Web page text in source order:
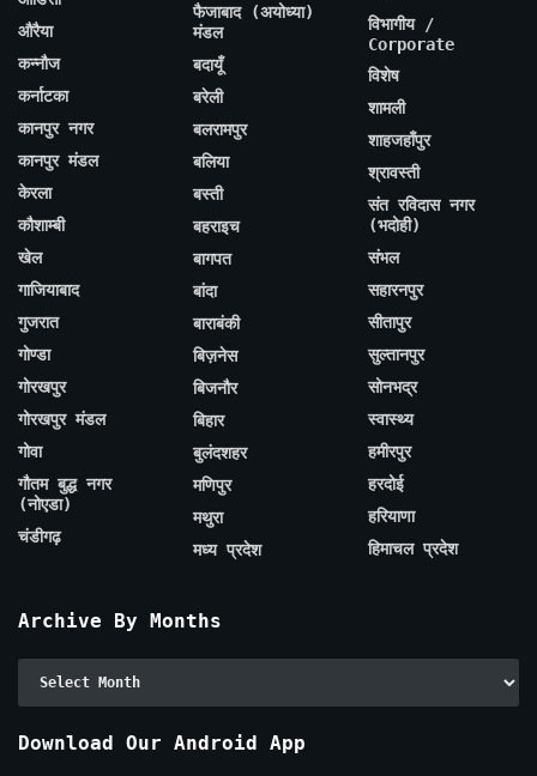
औरैया
कन्नौज
कर्नाटका
कानपुर नगर
कानपुर मंडल
केरला
कौशाम्बी
खेल
गाजियाबाद
गुजरात
गोण्डा
गोरखपुर
गोरखपुर मंडल
गोवा
गौतम बुद्ध नगर
(नोएडा)
चंडीगढ़
फैजाबाद (अयोध्या)
मंडल
बदायूँ
बरेली
बलरामपुर
बलिया
बस्ती
बहराइच
बागपत
बांदा
बाराबंकी
बिज़नेस
बिजनौर
बिहार
बुलंदशहर
मणिपुर
मथुरा
मध्य प्रदेश
विभागीय /
Corporate
विशेष
शामली
शाहजहाँपुर
श्रावस्ती
संत रविदास नगर
(भदोही)
संभल
सहारनपुर
सीतापुर
सुल्तानपुर
सोनभद्र
स्वास्थ्य
हमीरपुर
हरदोई
हरियाणा
हिमाचल प्रदेश
Archive By Months
Download Our Android App